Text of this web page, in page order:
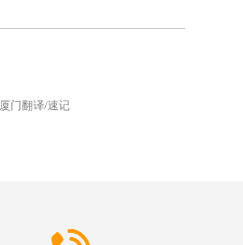
厦门翻译/速记